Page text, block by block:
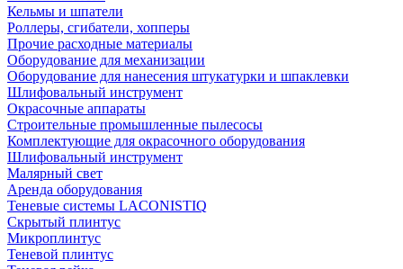
Кельмы и шпатели
Роллеры, сгибатели, хопперы
Прочие расходные материалы
Оборудование для механизации
Оборудование для нанесения штукатурки и шпаклевки
Шлифовальный инструмент
Окрасочные аппараты
Строительные промышленные пылесосы
Комплектующие для окрасочного оборудования
Шлифовальный инструмент
Малярный свет
Аренда оборудования
Теневые системы LACONISTIQ
Скрытый плинтус
Микроплинтус
Теневой плинтус